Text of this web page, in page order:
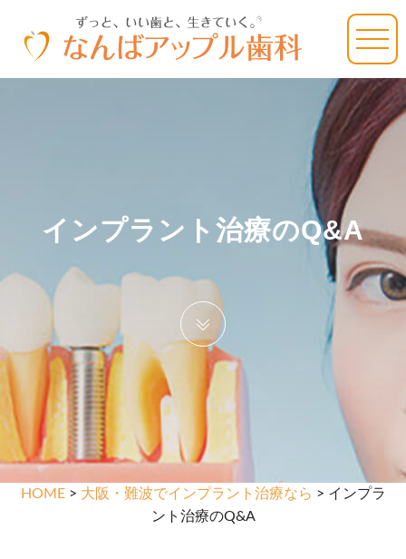
インプラント治療のQ&A
HOME> 大阪・難波でインプラント治療なら > インプラ
ント治療のQ&A